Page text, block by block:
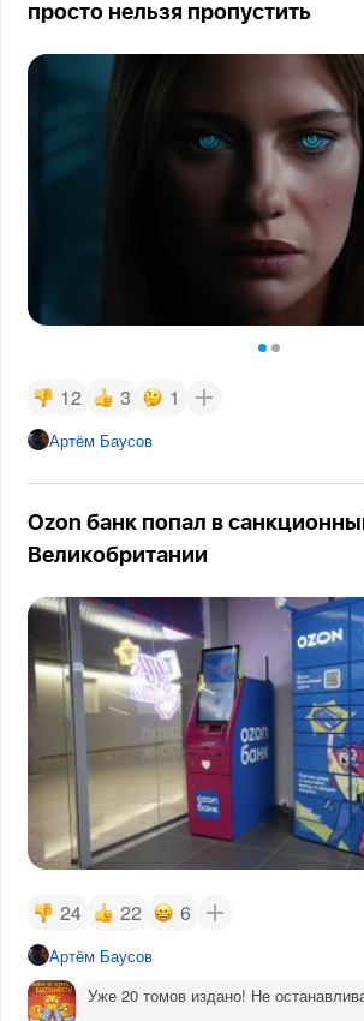
просто нельзя пропустить
12 3 1
Артём Баусов
Ozon банк попал в
Великобритании
24 22 6
Артём Баусов
Уже 20 томов издано! Не